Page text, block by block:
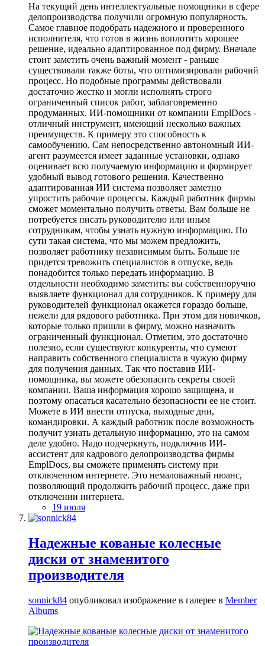
На текущий день интеллектуальные помощники в сфере
делопроизводства получили огромную популярность.
Самое главное подобрать надежного и проверенного
исполнителя, что готов в жизнь воплотить хорошее
решение, идеально адаптированное под фирму. Вначале
стоит заметить очень важный момент - раньше
существовали также боты, что оптимизировали рабочий
процесс. Но подобные программы действовали
достаточно жестко и могли исполнять строго
ограниченный список работ, заблаговременно
продуманных. ИИ-помощники от компании EmplDocs -
отличный инструмент, имеющий несколько важных
преимуществ. К примеру это способность к
самообучению. Сам непосредственно автономный ИИ-
агент разумеется имеет заданные установки, однако
оценивает всю получаемую информацию и формирует
удобный вывод готового решения. Качественно
адаптированная ИИ система позволяет заметно
упростить рабочие процессы. Каждый работник фирмы
сможет моментально получить ответы. Вам больше не
потребуется писать руководителю или иным
сотрудникам, чтобы узнать нужную информацию. По
сути такая система, что мы можем предложить,
позволяет работнику независимым быть. Больше не
придется тревожить специалистов в отпуске, ведь
понадобится только передать информацию. В
отдельности необходимо заметить: вы собственноручно
выявляете функционал для сотрудников. К примеру для
руководителей функционал окажется гораздо больше,
нежели для рядового работника. При этом для новичков,
которые только пришли в фирму, можно назначить
ограниченный функционал. Отметим, это достаточно
полезно, если существуют конкуренты, что сумеют
направить собственного специалиста в чужую фирму
для получения данных. Так что поставив ИИ-
помощника, вы можете обезопасить секреты своей
компании. Ваша информация хорошо защищена, и
поэтому опасаться касательно безопасности ее не стоит.
Можете в ИИ внести отпуска, выходные дни,
командировки. А каждый работник после возможность
получит узнать детальную информацию, это на самом
деле удобно. Надо подчеркнуть, подключив ИИ-
ассистент для кадрового делопроизводства фирмы
EmplDocs, вы сможете применять систему при
отключенном интернете. Это немаловажный нюанс,
позволяющий продолжить рабочий процесс, даже при
отключении интернета.
19 июля
Надежные кованые колесные
диски от знаменитого
производителя
sonnick84 опубликовал изображение в галерее в Member
Albums